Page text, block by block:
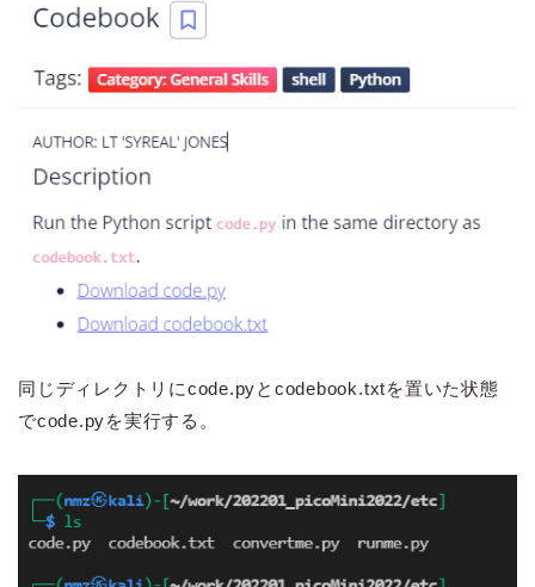
同じディレクトリにcode.pyとcodebook.txtを置いた状態
でcode.pyを実行する。